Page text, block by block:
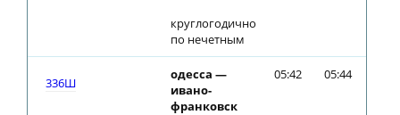
круглогодично
по нечетным
336Ш
одесса —
ивано-
франковск
05:42 05:44